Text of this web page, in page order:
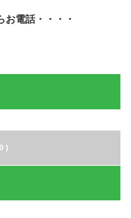
お電話・・・・
)